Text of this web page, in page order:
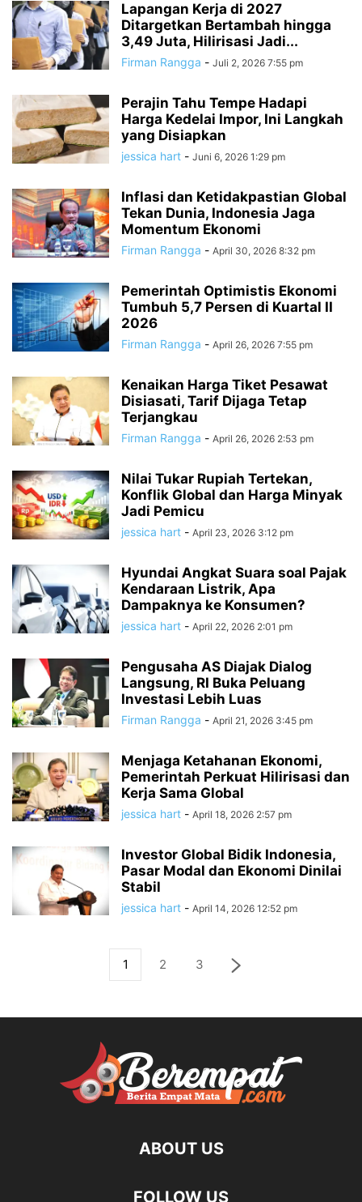
Lapangan Kerja di 2027
Ditargetkan Bertambah hingga
3,49 Juta, Hilirisasi Jadi...
Firman Rangga - Juli 2, 2026 7:55 pm
Perajin Tahu Tempe Hadapi
Harga Kedelai Impor, Ini Langkah
yang Disiapkan
jessica hart - Juni 6, 2026 1:29 pm
Inflasi dan Ketidakpastian Global
Tekan Dunia, Indonesia Jaga
Momentum Ekonomi
Firman Rangga - April 30, 2026 8:32 pm
Pemerintah Optimistis Ekonomi
Tumbuh 5,7 Persen di Kuartal II
2026
Firman Rangga - April 26, 2026 7:55 pm
Kenaikan Harga Tiket Pesawat
Disiasati, Tarif Dijaga Tetap
Terjangkau
Firman Rangga - April 26, 2026 2:53 pm
Nilai Tukar Rupiah Tertekan,
Konflik Global dan Harga Minyak
Jadi Pemicu
jessica hart - April 23, 2026 3:12 pm
Hyundai Angkat Suara soal Pajak
Kendaraan Listrik, Apa
Dampaknya ke Konsumen?
jessica hart - April 22, 2026 2:01 pm
Pengusaha AS Diajak Dialog
Langsung, RI Buka Peluang
Investasi Lebih Luas
Firman Rangga - April 21, 2026 3:45 pm
Menjaga Ketahanan Ekonomi,
Pemerintah Perkuat Hilirisasi dan
Kerja Sama Global
jessica hart - April 18, 2026 2:57 pm
Investor Global Bidik Indonesia,
Pasar Modal dan Ekonomi Dinilai
Stabil
jessica hart - April 14, 2026 12:52 pm
1 2 3
ABOUT US
FOLLOW US